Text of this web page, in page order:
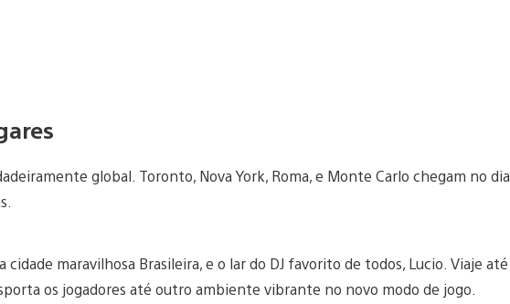
global. Toronto, Nova York, Roma, e Monte Carlo chegam no dia
cidade maravilhosa Brasileira, e o lar do DJ favorito de todos, Lucio. Viaje até
os jogadores até outro ambiente vibrante no novo modo de jogo.